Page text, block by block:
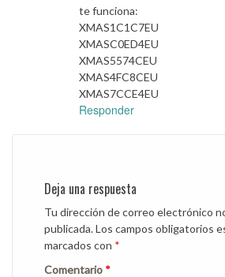
te funciona:
XMAS1C1C7EU
XMASC0ED4EU
XMAS5574CEU
XMAS4FC8CEU
XMAS7CCE4EU
Responder
Deja una respuesta
Tu dirección de correo electrónico
publicada.Los campos obligatorios
marcados con *
Comentario *